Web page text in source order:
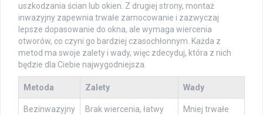
uszkodzania ścian lub okien. Z drugiej strony, montaż
inwazyjny zapewnia trwałe zamocowanie i zazwyczaj
lepsze dopasowanie do okna, ale wymaga wiercenia
otworów, co czyni go bardziej czasochłonnym. Każda z
metod ma swoje zalety i wady, więc zdecyduj, która z nich
będzie dla Ciebie najwygodniejsza.
Metoda Zalety Wady
Bezinwazyjny
Brak wiercenia, łatwy
Mniej trwałe